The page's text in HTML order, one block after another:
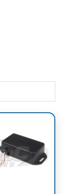
heeft
meerdere
variaties.